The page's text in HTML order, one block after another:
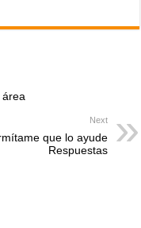
área
Next
que lo ayude
Respuestas